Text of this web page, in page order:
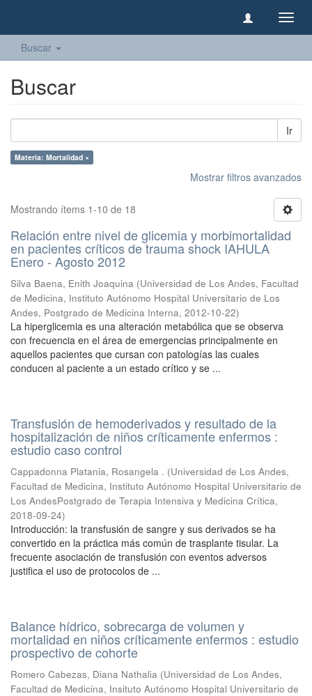
Buscar
Buscar
Ir
Materia: Mortalidad ×
Mostrar filtros avanzados
Mostrando ítems 1-10 de 18
Relación entre nivel de glicemia y morbimortalidad
en pacientes críticos de trauma shock IAHULA
Enero - Agosto 2012
Silva Baena, Enith Joaquina (Universidad de Los Andes, Facultad
de Medicina, Instituto Autónomo Hospital Universitario de Los
Andes, Postgrado de Medicina Interna, 2012-10-22)
La hiperglicemia es una alteración metabólica que se observa
con frecuencia en el área de emergencias principalmente en
aquellos pacientes que cursan con patologías las cuales
conducen al paciente a un estado crítico y se ...
Transfusión de hemoderivados y resultado de la
hospitalización de niños críticamente enfermos :
estudio caso control
Cappadonna Platania, Rosangela . (Universidad de Los Andes,
Facultad de Medicina, Instituto Autónomo Hospital Universitario de
Los AndesPostgrado de Terapia Intensiva y Medicina Crítica,
2018-09-24)
Introducción: la transfusión de sangre y sus derivados se ha
convertido en la práctica más común de trasplante tisular. La
frecuente asociación de transfusión con eventos adversos
justifica el uso de protocolos de ...
Balance hídrico, sobrecarga de volumen y
mortalidad en niños críticamente enfermos : estudio
prospectivo de cohorte
Romero Cabezas, Diana Nathalia (Universidad de Los Andes,
Facultad de Medicina, Insituto Autónomo Hospital Universitario de